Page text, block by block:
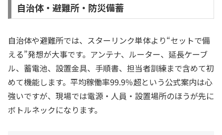
自治体・避難所・防災備蓄
自治体や避難所では、スターリンク単体より“セットで備
える”発想が大事です。アンテナ、ルーター、延長ケーブ
ル、蓄電池、設置金具、手順書、担当者訓練まで含めて初
めて機能します。平均稼働率99.9％超という公式案内は心
強いですが、現場では電源・人員・設置場所のほうが先に
ボトルネックになります。